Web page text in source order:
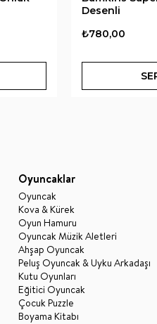
Desenli
₺780,00
Oyuncaklar
Oyuncak
Kova & Kürek
Oyun Hamuru
Oyuncak Müzik Aletleri
Ahşap Oyuncak
Peluş Oyuncak & Uyku Arkadaşı
Kutu Oyunları
Eğitici Oyuncak
Çocuk Puzzle
Boyama Kitabı